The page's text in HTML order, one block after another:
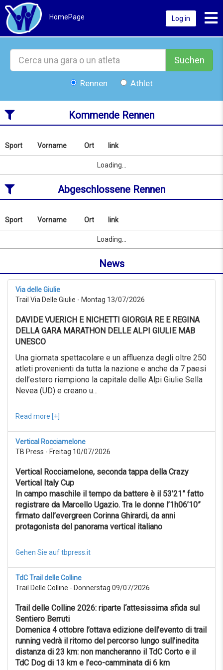
HomePage Log in
Suchen
Rennen Athlet
Kommende Rennen
Nach
Name
suchen
ab
to
07/09/2026
0KM
Suche
Sport
Reset
Sport Vorname Ort
link
link
Loading...
Abgeschlossene Rennen
Nach
Name
ab
07/07/2026
07/08/2026
Erweiterte
Suche
Sport
Reset
Sport Vorname Ort
link
link
Loading...
News
Via delle Giulie
Trail Via Delle Giulie - Montag 13/07/2026
DAVIDE VUERICH E NICHETTI GIORGIA RE E REGINA
DELLA GARA MARATHON DELLE ALPI GIULIE MAB
UNESCO
Una giornata spettacolare e un affluenza degli oltre 250
atleti provenienti da tutta la nazione e anche da 7 paesi
dell’estero riempiono la capitale delle Alpi Giulie Sella
Nevea (UD) e creano u...
Read more [+]
Vertical Rocciamelone
TB Press - Freitag 10/07/2026
Vertical Rocciamelone, seconda tappa della Crazy
Vertical Italy Cup
In campo maschile il tempo da battere è il 53’21” fatto
registrare da Marcello Ugazio. Tra le donne l’1h06’10”
firmato dall’evergreen Corinna Ghirardi, da anni
protagonista del panorama vertical italiano
Gehen Sie auf tbpress.it
TdC Trail delle Colline
Trail Delle Colline - Donnerstag 09/07/2026
Trail delle Colline 2026: riparte l‘attesissima sfida sul
Sentiero Berruti
Domenica 4 ottobre l’ottava edizione dell’evento di trail
running vedrà il ritorno del percorso lungo sull’inedita
distanza di 23 km: non mancheranno il TdC Corto e il
TdC Dog di 13 km e l’eco-camminata di 6 km